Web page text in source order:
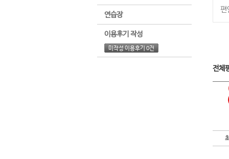
연습장
이용후기 작성
미작성 이용후기 0건
편
전체